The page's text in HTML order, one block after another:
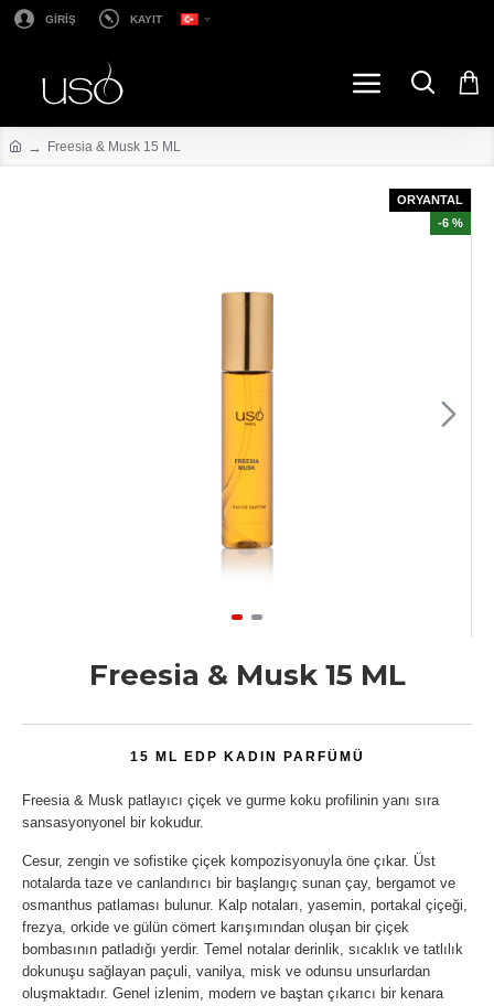
GİRİŞ KAYIT
Freesia & Musk 15 ML
ORYANTAL
-6 %
Freesia & Musk 15 ML
15 ML EDP KADIN PARFÜMÜ
Freesia & Musk patlayıcı çiçek ve gurme koku profilinin yanı sıra
sansasyonyonel bir kokudur.
Cesur, zengin ve sofistike çiçek kompozisyonuyla öne çıkar. Üst
notalarda taze ve canlandırıcı bir başlangıç sunan çay, bergamot ve
osmanthus patlaması bulunur. Kalp notaları, yasemin, portakal çiçeği,
frezya, orkide ve gülün cömert karışımından oluşan bir çiçek
bombasının patladığı yerdir. Temel notalar derinlik, sıcaklık ve tatlılık
dokunuşu sağlayan paçuli, vanilya, misk ve odunsu unsurlardan
oluşmaktadır. Genel izlenim, modern ve baştan çıkarıcı bir kenara